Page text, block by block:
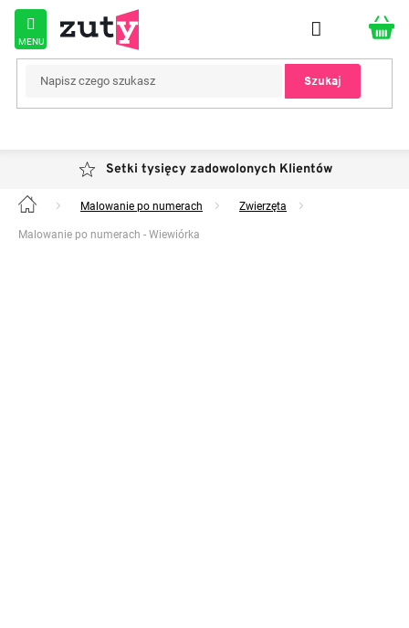
Przejść
treści
Szukaj
Setki tysięcy zadowolonych Klientów
Home Malowanie po numerach Zwierzęta
Malowanie po numerach - Wiewiórka